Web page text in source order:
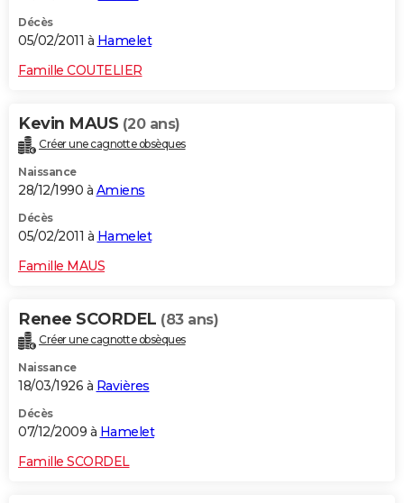
Décès
05/02/2011 à Hamelet
Famille COUTELIER
Kevin MAUS (20 ans)
Créer une cagnotte obsèques
Naissance
28/12/1990 à Amiens
Décès
05/02/2011 à Hamelet
Famille MAUS
Renee SCORDEL (83 ans)
Créer une cagnotte obsèques
Naissance
18/03/1926 à Ravières
Décès
07/12/2009 à Hamelet
Famille SCORDEL